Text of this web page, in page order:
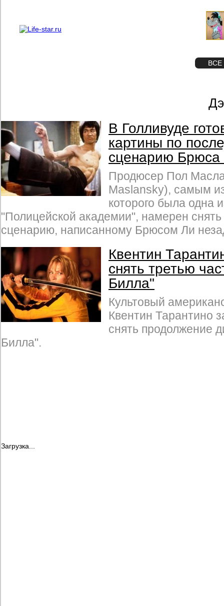
ВСЕ
В Голливуде
картины по
сценарию Брюса
Продюсер Пол
Maslansky), самым
которого была одна
"Полицейской академии", намерен
сценарию, написанному Брюсом Ли
Квентин
снять третью
Билла"
Культовый
Квентин Тарантино
снять продолжение
Билла".
Загрузка...